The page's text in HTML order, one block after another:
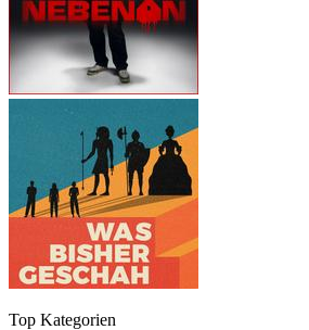
Top Kategorien